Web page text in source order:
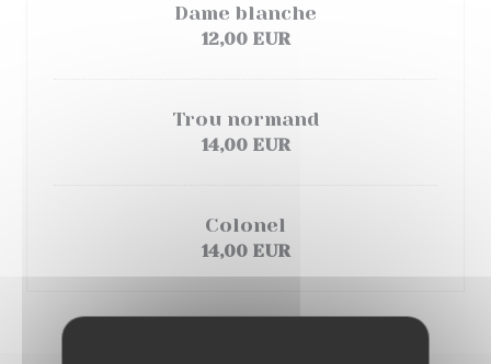
Dame blanche
12,00 EUR
Trou normand
14,00 EUR
Colonel
14,00 EUR